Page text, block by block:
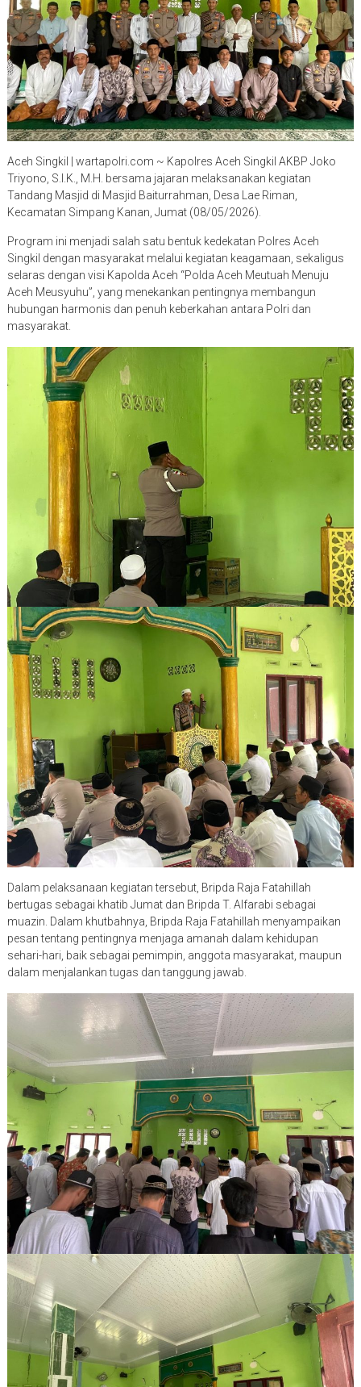
Aceh Singkil | wartapolri.com ~ Kapolres Aceh Singkil AKBP Joko
Triyono, S.I.K., M.H. bersama jajaran melaksanakan kegiatan
Tandang Masjid di Masjid Baiturrahman, Desa Lae Riman,
Kecamatan Simpang Kanan, Jumat (08/05/2026).
Program ini menjadi salah satu bentuk kedekatan Polres Aceh
Singkil dengan masyarakat melalui kegiatan keagamaan, sekaligus
selaras dengan visi Kapolda Aceh “Polda Aceh Meutuah Menuju
Aceh Meusyuhu”, yang menekankan pentingnya membangun
hubungan harmonis dan penuh keberkahan antara Polri dan
masyarakat.
Dalam pelaksanaan kegiatan tersebut, Bripda Raja Fatahillah
bertugas sebagai khatib Jumat dan Bripda T. Alfarabi sebagai
muazin. Dalam khutbahnya, Bripda Raja Fatahillah menyampaikan
pesan tentang pentingnya menjaga amanah dalam kehidupan
sehari-hari, baik sebagai pemimpin, anggota masyarakat, maupun
dalam menjalankan tugas dan tanggung jawab.